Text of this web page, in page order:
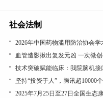
社会法制
血管造影揪出复发元凶 一次微
技术突破赋能临床：我院脑机
坚持“投资于人”，腾讯超10000